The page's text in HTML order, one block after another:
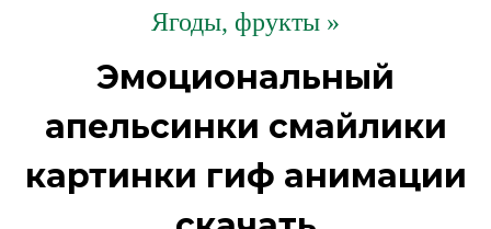
Ягоды, фрукты »
Эмоциональный
апельсинки смайлики
картинки гиф анимации